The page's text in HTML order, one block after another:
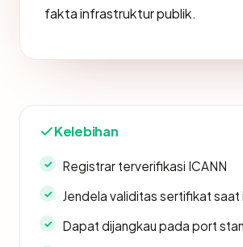
fakta infrastruktur publik.
Kelebihan
Registrar terverifikasi ICANN
Jendela validitas sertifikat saat
Dapat dijangkau pada port